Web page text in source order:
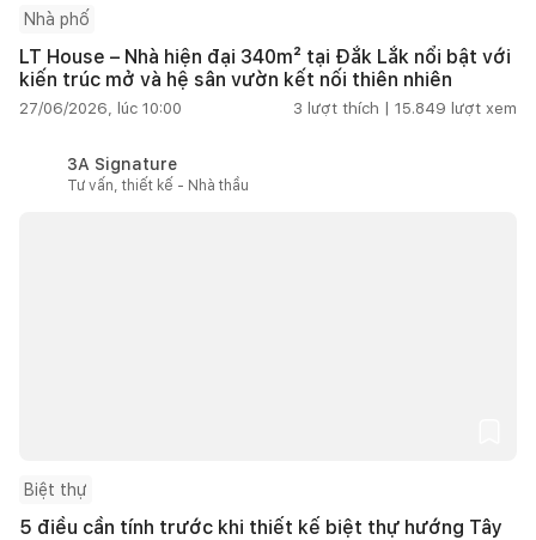
Nhà phố
LT House – Nhà hiện đại 340m² tại Đắk Lắk nổi bật với
kiến trúc mở và hệ sân vườn kết nối thiên nhiên
27/06/2026, lúc 10:00 3 lượt thích | 15.849 lượt xem
3A Signature
Tư vấn, thiết kế - Nhà thầu
Biệt thự
5 điều cần tính trước khi thiết kế biệt thự hướng Tây